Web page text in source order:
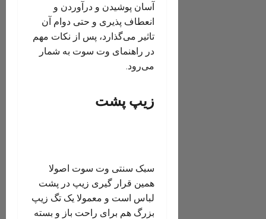
آسان پوشیدن و درآوردن و
انعطاف پذیری و حتی دوام آن
تاثیر می‌گذارد، پس از نکات مهم
در راهنمای وت سوت به شمار
می‌رود.
زیپ پشت
سبک سنتی وت سوت اصولا
همین قرار گیری زیپ در پشت
لباس است و معمولا یک تگ زیپ
بزرگ هم برای راحت باز و بسته